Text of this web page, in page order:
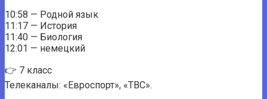
10:58 — Родной язык
11:17 — История
11:40 — Биология
12:01 — немецкий
👉 7 класс
Телеканалы: «Евроспорт», «ТВС».